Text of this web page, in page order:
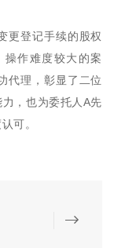
更登记手续的股权
作难度较大的案
代理，彰显了二位
，也为委托人A先
可。